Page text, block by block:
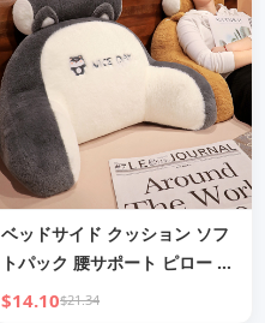
ベッドサイド クッション ソフ
トパック 腰サポート ピロー ラ
ビットファー 大型 背もたれ
$14.10$21.34